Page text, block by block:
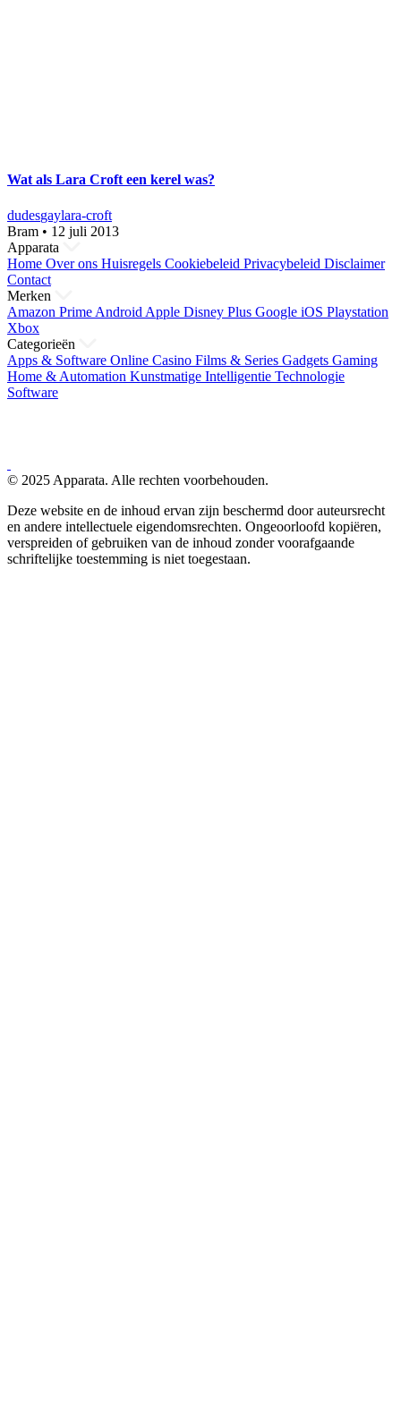
Wat als Lara Croft een kerel was?
dudesgaylara-croft
Bram • 12 juli 2013
Apparata
Home Over ons Huisregels Cookiebeleid Privacybeleid Disclaimer
Contact
Merken
Amazon Prime Android Apple Disney Plus Google iOS Playstation
Xbox
Categorieën
Apps & Software Online Casino Films & Series Gadgets Gaming
Home & Automation Kunstmatige Intelligentie Technologie
Software
© 2025 Apparata. Alle rechten voorbehouden.
Deze website en de inhoud ervan zijn beschermd door auteursrecht
en andere intellectuele eigendomsrechten. Ongeoorloofd kopiëren,
verspreiden of gebruiken van de inhoud zonder voorafgaande
schriftelijke toestemming is niet toegestaan.